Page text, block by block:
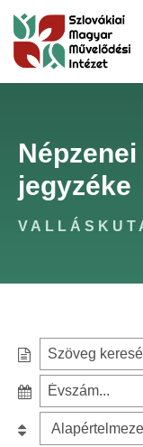
jegyzéke
e
z